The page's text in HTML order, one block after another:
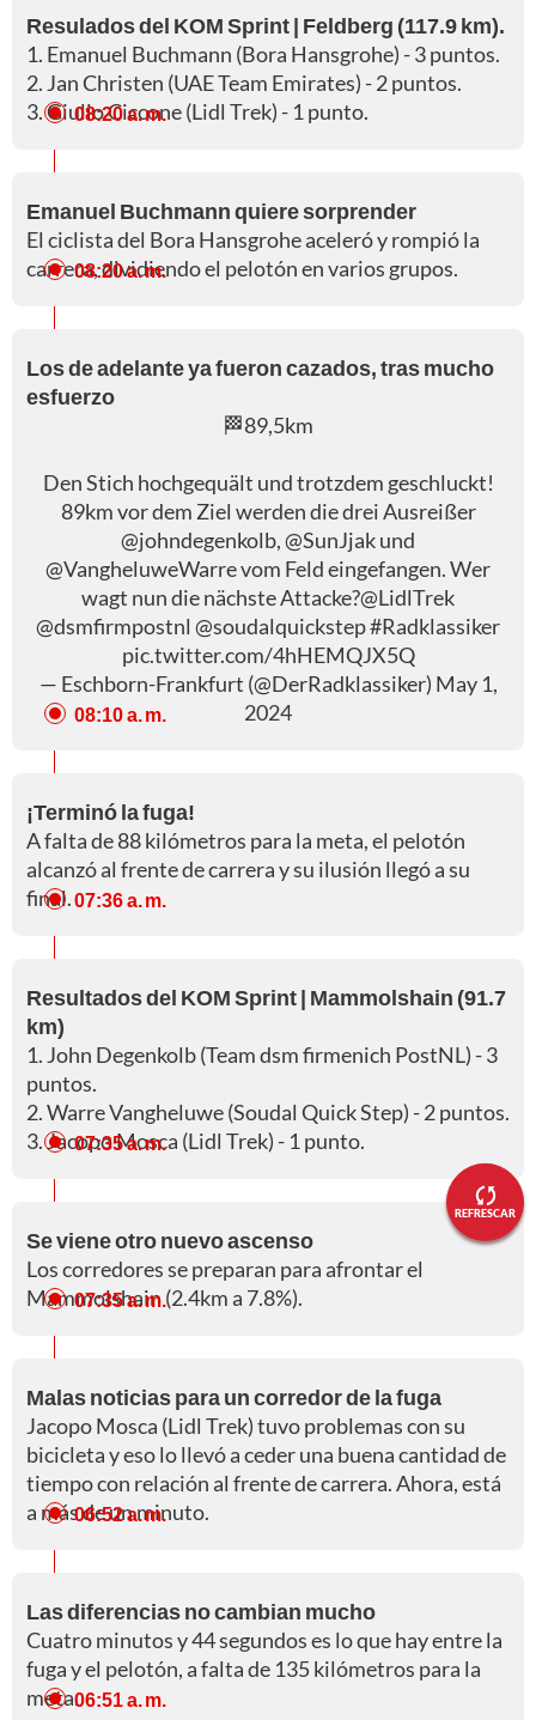
REFRESCAR
Resulados del KOM Sprint | Feldberg (117.9 km).
1. Emanuel Buchmann (Bora Hansgrohe) - 3 puntos.
2. Jan Christen (UAE Team Emirates) - 2 puntos.
3. Giulio Ciccone (Lidl Trek) - 1 punto.
08:20 a. m.
Emanuel Buchmann quiere sorprender
El ciclista del Bora Hansgrohe aceleró y rompió la
carrera, dividiendo el pelotón en varios grupos.
08:20 a. m.
Los de adelante ya fueron cazados, tras mucho
esfuerzo
🏁89,5km
Den Stich hochgequält und trotzdem geschluckt!
89km vor dem Ziel werden die drei Ausreißer
@johndegenkolb,@SunJjakund
@VangheluweWarrevom Feld eingefangen. Wer
wagt nun die nächste Attacke?@LidlTrek
@dsmfirmpostnl @soudalquickstep#Radklassiker
pic.twitter.com/4hHEMQJX5Q
— Eschborn-Frankfurt (@DerRadklassiker) May 1,
2024
08:10 a. m.
¡Terminó la fuga!
A falta de 88 kilómetros para la meta, el pelotón
alcanzó al frente de carrera y su ilusión llegó a su
final.07:36 a. m.
Resultados del KOM Sprint | Mammolshain (91.7
km)
1. John Degenkolb (Team dsm firmenich PostNL) - 3
puntos.
2. Warre Vangheluwe (Soudal Quick Step) - 2 puntos.
3. Jacopo Mosca (Lidl Trek) - 1 punto.
07:35 a. m.
Se viene otro nuevo ascenso
Los corredores se preparan para afrontar el
Mammolshain (2.4km a 7.8%).
07:35 a. m.
Malas noticias para un corredor de la fuga
Jacopo Mosca (Lidl Trek) tuvo problemas con su
bicicleta y eso lo llevó a ceder una buena cantidad de
tiempo con relación al frente de carrera. Ahora, está
a más de un minuto.
06:52 a. m.
Las diferencias no cambian mucho
Cuatro minutos y 44 segundos es lo que hay entre la
fuga y el pelotón, a falta de 135 kilómetros para la
meta.06:51 a. m.